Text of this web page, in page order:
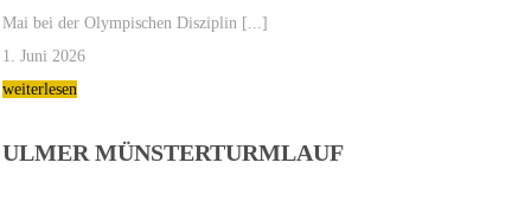
Mai bei der Olympischen Disziplin [...]
1. Juni 2026
weiterlesen
ULMER MÜNSTERTURMLAUF